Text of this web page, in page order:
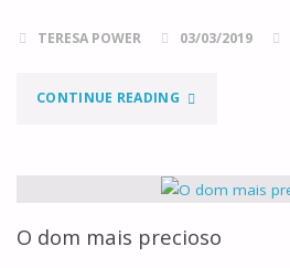
TERESA POWER 03/03/2019
CONTINUE READING"CRIANDO
O dom mais precioso